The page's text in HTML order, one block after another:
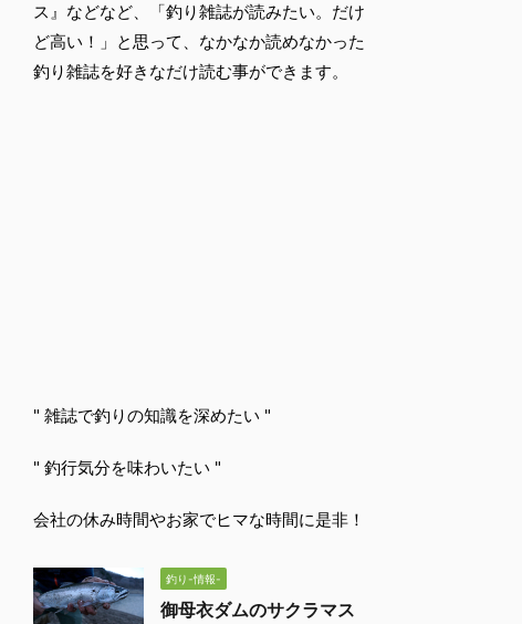
ス』などなど、「釣り雑誌が読みたい。だけ
ど高い！」と思って、なかなか読めなかった
釣り雑誌を好きなだけ読む事ができます。
" 雑誌で釣りの知識を深めたい "
" 釣行気分を味わいたい "
会社の休み時間やお家でヒマな時間に是非！
釣り-情報-
御母衣ダムのサクラマス